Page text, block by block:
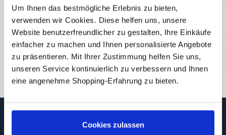
Um Ihnen das bestmögliche Erlebnis zu bieten,
verwenden wir Cookies. Diese helfen uns, unsere
Website benutzerfreundlicher zu gestalten, Ihre Einkäufe
einfacher zu machen und Ihnen personalisierte Angebote
zu präsentieren. Mit Ihrer Zustimmung helfen Sie uns,
unseren Service kontinuierlich zu verbessern und Ihnen
eine angenehme Shopping-Erfahrung zu bieten.
Cookies zulassen
Breadboardkompatible Adapterplatine für das
ESP32/ESP32-S Wifi Modul. Vereinfacht Entwicklung und
Debugging mit dem ESP32… Mehr
Downloads
Bewertungen
Newsletter
Abonnieren Sie jetzt unseren regelmäßig erscheinenden